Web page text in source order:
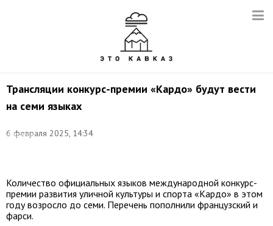
Трансляции конкурс-премии «Кардо» будут вести
на семи языках
6 февраля 2025, 14:34
Дмитрий
Количество официальных языков международной конкурс-
премии развития уличной культуры и спорта «Кардо» в этом
году возросло до семи. Перечень пополнили французский и
фарси.